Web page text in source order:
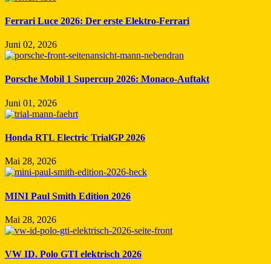
Ferrari Luce 2026: Der erste Elektro-Ferrari
Juni 02, 2026
Porsche Mobil 1 Supercup 2026: Monaco-Auftakt
Juni 01, 2026
Honda RTL Electric TrialGP 2026
Mai 28, 2026
MINI Paul Smith Edition 2026
Mai 28, 2026
VW ID. Polo GTI elektrisch 2026